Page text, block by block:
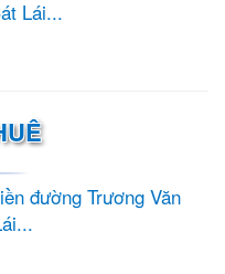
Lái...
đường Trương Văn